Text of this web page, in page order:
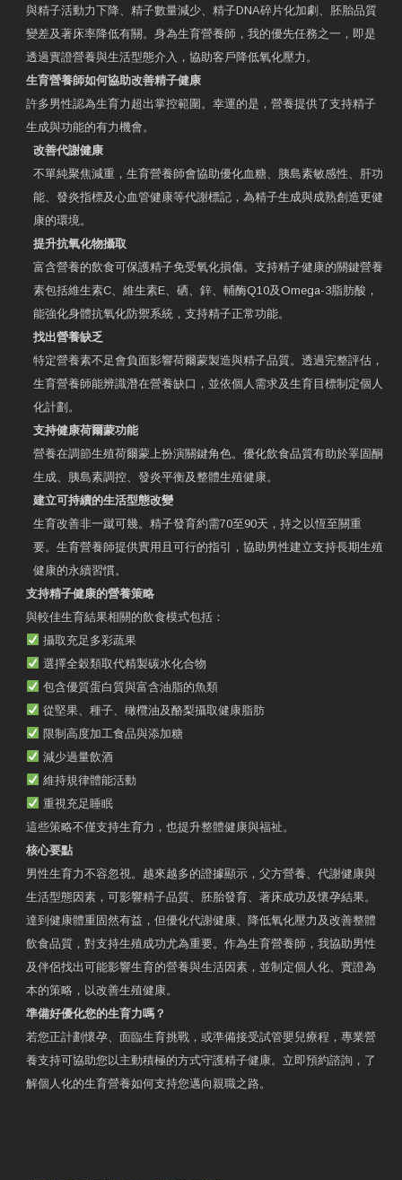
與精子活動力下降、精子數量減少、精子DNA碎片化加劇、胚胎品質
變差及著床率降低有關。身為生育營養師，我的優先任務之一，即是
透過實證營養與生活型態介入，協助客戶降低氧化壓力。
生育營養師如何協助改善精子健康
許多男性認為生育力超出掌控範圍。幸運的是，營養提供了支持精子
生成與功能的有力機會。
改善代謝健康
不單純聚焦減重，生育營養師會協助優化血糖、胰島素敏感性、肝功
能、發炎指標及心血管健康等代謝標記，為精子生成與成熟創造更健
康的環境。
提升抗氧化物攝取
富含營養的飲食可保護精子免受氧化損傷。支持精子健康的關鍵營養
素包括維生素C、維生素E、硒、鋅、輔酶Q10及Omega-3脂肪酸，
能強化身體抗氧化防禦系統，支持精子正常功能。
找出營養缺乏
特定營養素不足會負面影響荷爾蒙製造與精子品質。透過完整評估，
生育營養師能辨識潛在營養缺口，並依個人需求及生育目標制定個人
化計劃。
支持健康荷爾蒙功能
營養在調節生殖荷爾蒙上扮演關鍵角色。優化飲食品質有助於睪固酮
生成、胰島素調控、發炎平衡及整體生殖健康。
建立可持續的生活型態改變
生育改善非一蹴可幾。精子發育約需70至90天，持之以恆至關重
要。生育營養師提供實用且可行的指引，協助男性建立支持長期生殖
健康的永續習慣。
支持精子健康的營養策略
與較佳生育結果相關的飲食模式包括：
攝取充足多彩蔬果
選擇全穀類取代精製碳水化合物
包含優質蛋白質與富含油脂的魚類
從堅果、種子、橄欖油及酪梨攝取健康脂肪
限制高度加工食品與添加糖
減少過量飲酒
維持規律體能活動
重視充足睡眠
這些策略不僅支持生育力，也提升整體健康與福祉。
核心要點
男性生育力不容忽視。越來越多的證據顯示，父方營養、代謝健康與
生活型態因素，可影響精子品質、胚胎發育、著床成功及懷孕結果。
達到健康體重固然有益，但優化代謝健康、降低氧化壓力及改善整體
飲食品質，對支持生殖成功尤為重要。作為生育營養師，我協助男性
及伴侶找出可能影響生育的營養與生活因素，並制定個人化、實證為
本的策略，以改善生殖健康。
準備好優化您的生育力嗎？
若您正計劃懷孕、面臨生育挑戰，或準備接受試管嬰兒療程，專業營
養支持可協助您以主動積極的方式守護精子健康。立即預約諮詢，了
解個人化的生育營養如何支持您邁向親職之路。